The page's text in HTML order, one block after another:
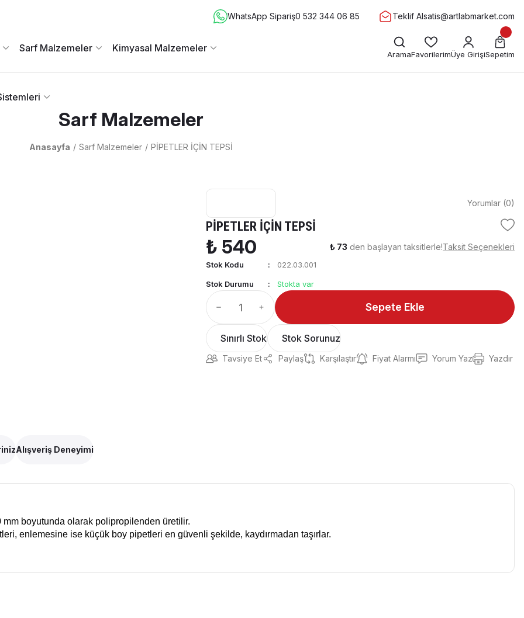
WhatsApp Sipariş0 532 344 06 85 Teklif Alsatis@artlabmarket.com
Sarf Malzemeler Kimyasal Malzemeler
AramaFavorilerimÜye GirişiSepetim
Sarf Malzemeler
Anasayfa Sarf Malzemeler PİPETLER İÇİN TEPSİ
Yorumlar (0)
PİPETLER İÇİN TEPSİ
₺ 540 ₺ 73 den başlayan taksitlerle!Taksit Seçenekleri
Stok Kodu 022.03.001
Stok Durumu Stokta var
Sepete Ekle
Sınırlı Stok Stok Sorunuz
Tavsiye Et Paylaş Karşılaştır Fiyat Alarmı Yorum Yaz Yazdır
Alışveriş Deneyimi
mm boyutunda olarak polipropilenden üretilir.
enlemesine ise küçük boy pipetleri en güvenli şekilde, kaydırmadan taşırlar.